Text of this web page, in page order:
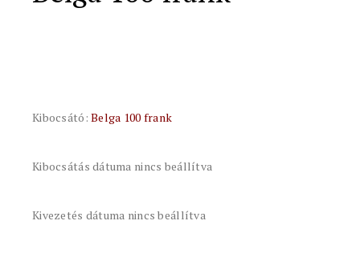
Kibocsátó:Belga 100 frank
Kibocsátás dátuma nincs beállítva
Kivezetés dátuma nincs beállítva